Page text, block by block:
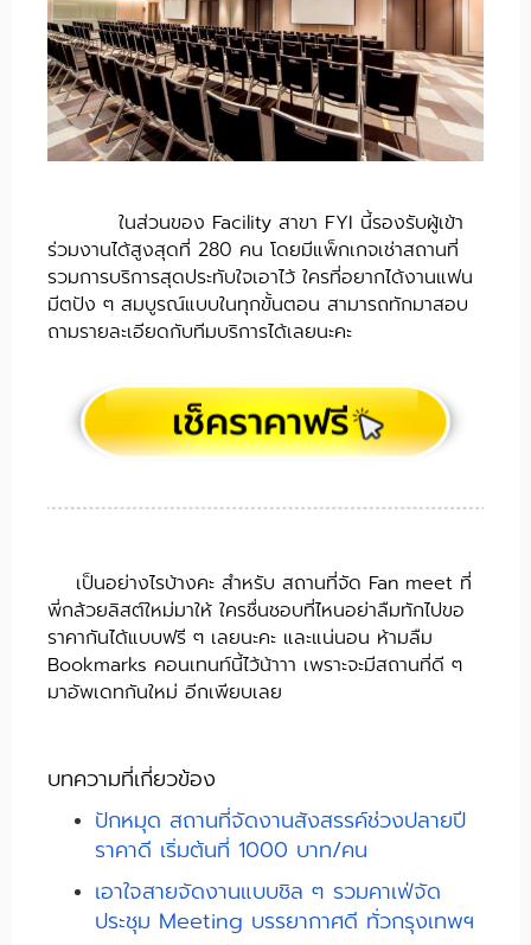
ในส่วนของ Facility สาขา FYI นี้รองรับผู้เข้า
ร่วมงานได้สูงสุดที่ 280 คน โดยมีแพ็กเกจเช่าสถานที่
รวมการบริการสุดประทับใจเอาไว้ ใครที่อยากได้งานแฟน
มีตปัง ๆ สมบูรณ์แบบในทุกขั้นตอน สามารถทักมาสอบ
ถามรายละเอียดกับทีมบริการได้เลยนะคะ
เป็นอย่างไรบ้างคะ สำหรับ สถานที่จัด Fan meet ที่
พี่กล้วยลิสต์ใหม่มาให้ ใครชื่นชอบที่ไหนอย่าลืมทักไปขอ
ราคากันได้แบบฟรี ๆ เลยนะคะ และแน่นอน ห้ามลืม
Bookmarks คอนเทนท์นี้ไว้น้าาา เพราะจะมีสถานที่ดี ๆ
มาอัพเดทกันใหม่ อีกเพียบเลย
บทความที่เกี่ยวข้อง
ปักหมุด สถานที่จัดงานสังสรรค์ช่วงปลายปี
ราคาดี เริ่มต้นที่ 1000 บาท/คน
เอาใจสายจัดงานแบบชิล ๆ รวมคาเฟ่จัด
ประชุม Meeting บรรยากาศดี ทั่วกรุงเทพฯ